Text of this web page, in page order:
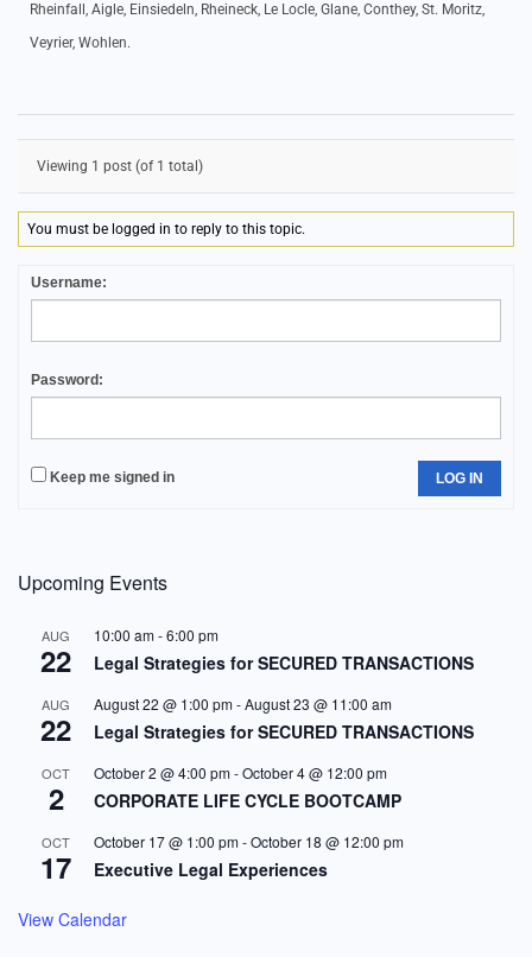
Rheinfall, Aigle, Einsiedeln, Rheineck, Le Locle, Glane, Conthey, St. Moritz,
Veyrier, Wohlen.
Viewing 1 post (of 1 total)
You must be logged in to reply to this topic.
Username:
Password:
Keep me signed in LOG IN
Upcoming Events
AUG
22
10:00 am-6:00 pm
Legal Strategies for SECURED TRANSACTIONS
AUG
22
August 22 @ 1:00 pm-August 23 @ 11:00 am
Legal Strategies for SECURED TRANSACTIONS
OCT
2
October 2 @ 4:00 pm-October 4 @ 12:00 pm
CORPORATE LIFE CYCLE BOOTCAMP
OCT
17
October 17 @ 1:00 pm-October 18 @ 12:00 pm
Executive Legal Experiences
View Calendar